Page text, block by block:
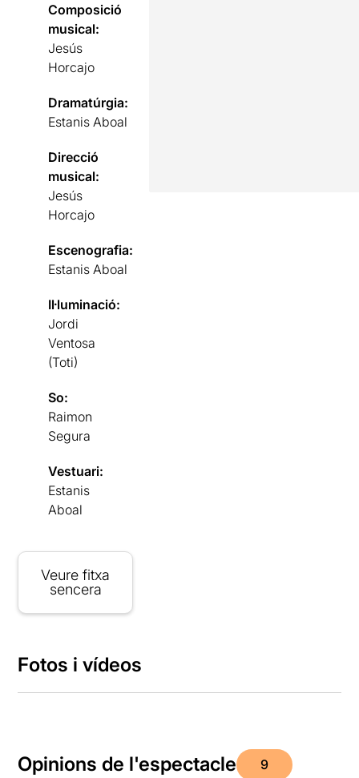
Composició
musical:
Jesús
Horcajo
Dramatúrgia:
Estanis Aboal
Direcció
musical:
Jesús
Horcajo
Escenografia:
Estanis Aboal
Il·luminació:
Jordi
Ventosa
(Toti)
So:
Raimon
Segura
Vestuari:
Estanis
Aboal
Veure fitxa
sencera
Fotos i vídeos
Opinions de l'espectacle 9